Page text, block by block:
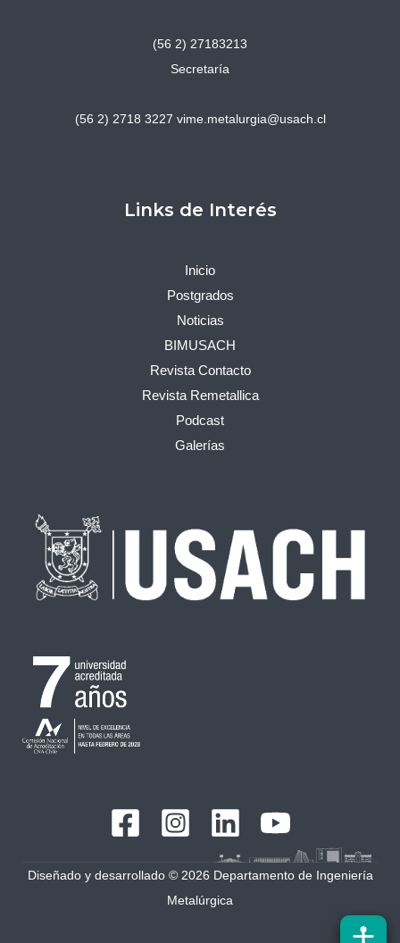
(56 2) 27183213
Secretaría
(56 2) 2718 3227 vime.metalurgia@usach.cl
Links de Interés
Inicio
Postgrados
Noticias
BIMUSACH
Revista Contacto
Revista Remetallica
Podcast
Galerías
Diseñado y desarrollado © 2026 Departamento de Ingeniería
Metalúrgica